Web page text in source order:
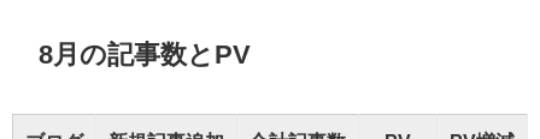
8月の記事数とPV